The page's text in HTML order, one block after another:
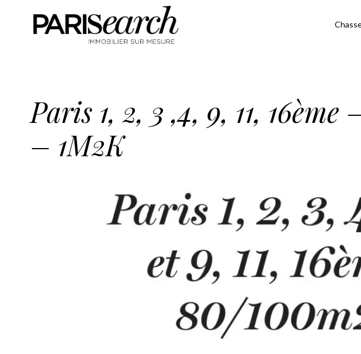
Paris 1, 2, 3 ,4, 9, 11,
– 1M2K